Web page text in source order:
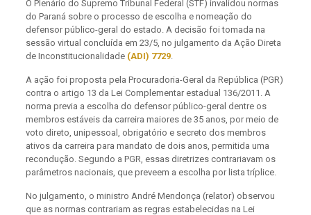
O Plenário do Supremo Tribunal Federal (STF) invalidou normas
do Paraná sobre o processo de escolha e nomeação do
defensor público-geral do estado. A decisão foi tomada na
sessão virtual concluída em 23/5, no julgamento da Ação Direta
de Inconstitucionalidade (ADI) 7729.
A ação foi proposta pela Procuradoria-Geral da República (PGR)
contra o artigo 13 da Lei Complementar estadual 136/2011. A
norma previa a escolha do defensor público-geral dentre os
membros estáveis da carreira maiores de 35 anos, por meio de
voto direto, unipessoal, obrigatório e secreto dos membros
ativos da carreira para mandato de dois anos, permitida uma
recondução. Segundo a PGR, essas diretrizes contrariavam os
parâmetros nacionais, que preveem a escolha por lista tríplice.
No julgamento, o ministro André Mendonça (relator) observou
que as normas contrariam as regras estabelecidas na Lei